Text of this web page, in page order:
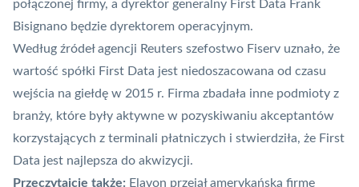
połączonej firmy, a dyrektor generalny First Data Frank
Bisignano będzie dyrektorem operacyjnym.
Według źródeł agencji Reuters szefostwo Fiserv uznało, że
wartość spółki First Data jest niedoszacowana od czasu
wejścia na giełdę w 2015 r. Firma zbadała inne podmioty z
branży, które były aktywne w pozyskiwaniu akceptantów
korzystających z terminali płatniczych i stwierdziła, że First
Data jest najlepsza do akwizycji.
Przeczytajcie także: Elavon przejął amerykańską firmę